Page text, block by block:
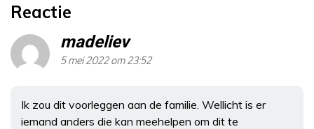
Reactie
madeliev
5 mei 2022 om 23:52
Ik zou dit voorleggen aan de familie. Wellicht is er
iemand anders die kan meehelpen om dit te